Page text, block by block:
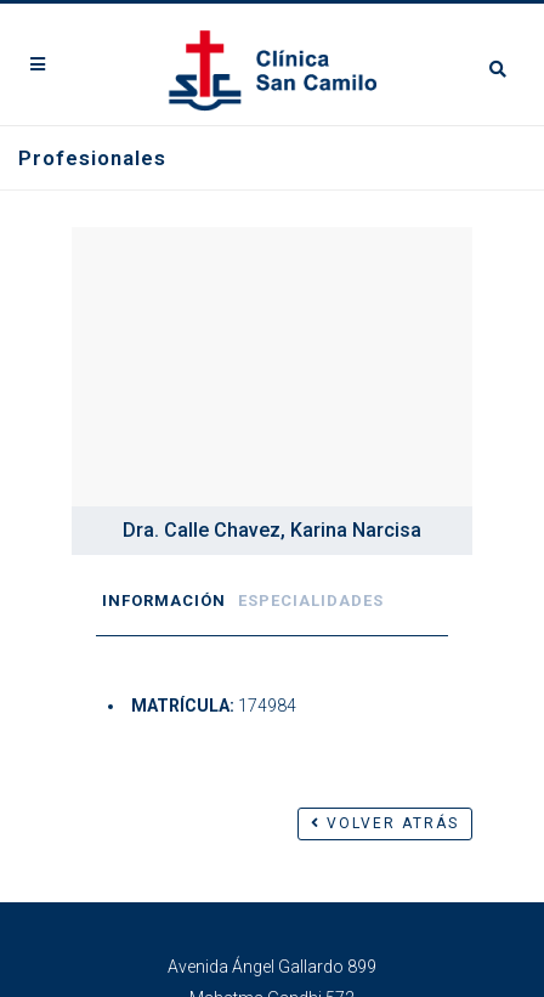
Profesionales
Dra. Calle Chavez, Karina Narcisa
INFORMACIÓN ESPECIALIDADES
MATRÍCULA: 174984
VOLVER ATRÁS
Avenida Ángel Gallardo 899